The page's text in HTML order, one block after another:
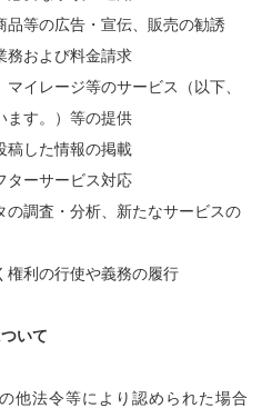
品等の広告・宣伝、販売の勧誘
務および料金請求
イレージ等のサービス（以下、
ます。）等の提供
稿した情報の掲載
ターサービス対応
の調査・分析、新たなサービスの
権利の行使や義務の履行
いて
他法令等により認められた場合